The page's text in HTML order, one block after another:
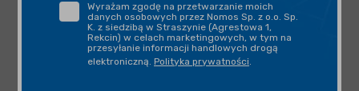
Wyrażam zgodę na przetwarzanie moich
danych osobowych przez Nomos Sp. z o.o. Sp.
K. z siedzibą w Straszynie (Agrestowa 1,
Rekcin) w celach marketingowych, w tym na
przesyłanie informacji handlowych drogą
elektroniczną. Polityka prywatności.